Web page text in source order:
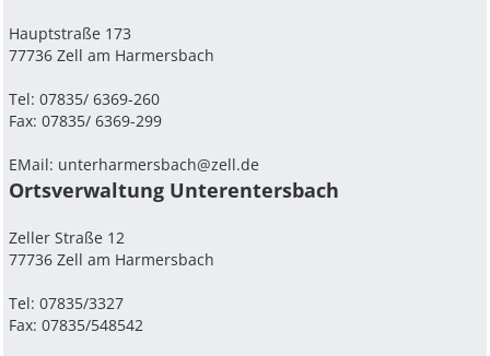
Hauptstraße 173
77736 Zell am Harmersbach
Tel: 07835/ 6369-260
Fax: 07835/ 6369-299
EMail: unterharmersbach@zell.de
Ortsverwaltung Unterentersbach
Zeller Straße 12
77736 Zell am Harmersbach
Tel: 07835/3327
Fax: 07835/548542